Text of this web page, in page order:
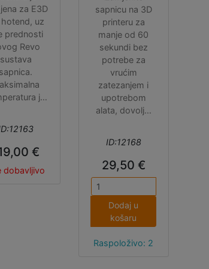
za E3D
uz
prednosti
Revo
sustava
sapnica.
je
se
u
i u
drive
€
dobavljivo
sapnicu na 3D
printeru za
manje od 60
sekundi bez
potrebe za
vrućim
zatezanjem i
upotrebom
alata, dovoljni
možda će biti
potrebno
korigirati Z
offset nakon
promjene
sapnice.
ID:12168
29,50 €
Dodaj u
košaru
Raspoloživo: 2